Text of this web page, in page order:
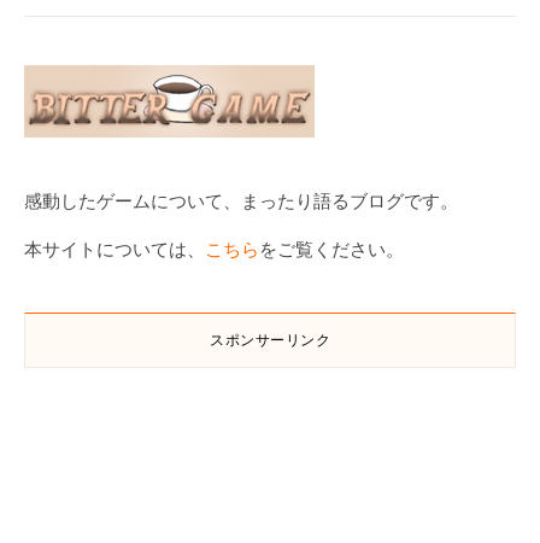
感動したゲームについて、まったり語るブログです。
本サイトについては、 こちら をご覧ください。
スポンサーリンク